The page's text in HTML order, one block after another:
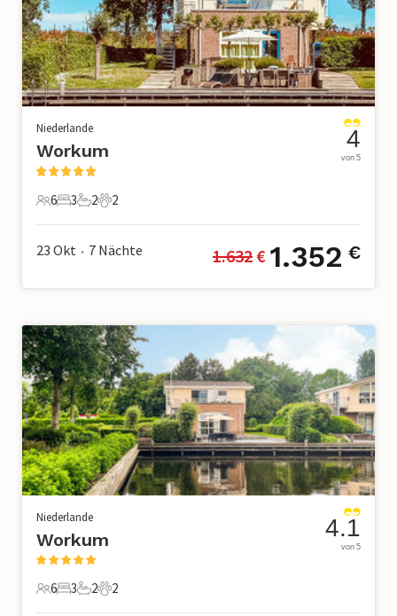
Niederlande
Workum
6 Gäste
6
3 Schlafzimmer
3
2 Badezimmer
2
2 Haustiere
2
4
von 5
23 Okt • 7 Nächte 1.632 € 1.352 €
Niederlande
Workum
6 Gäste
6
3 Schlafzimmer
3
2 Badezimmer
2
2 Haustiere
2
4.1
von 5